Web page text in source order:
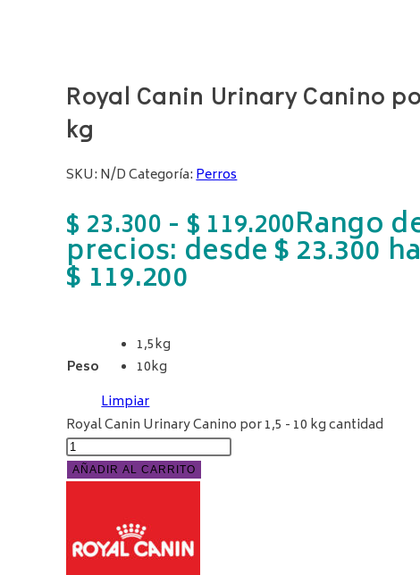
Royal Canin Urinary Canino
kg
SKU: N/DCategoría:Perros
$ 23.300 - $119.200Rango
precios: desde $ 23.300
$ 119.200
Peso
1,5kg
10kg
Limpiar
Royal Canin Urinary Canino por 1,5 - 10 kg cantidad
AÑADIR AL CARRITO